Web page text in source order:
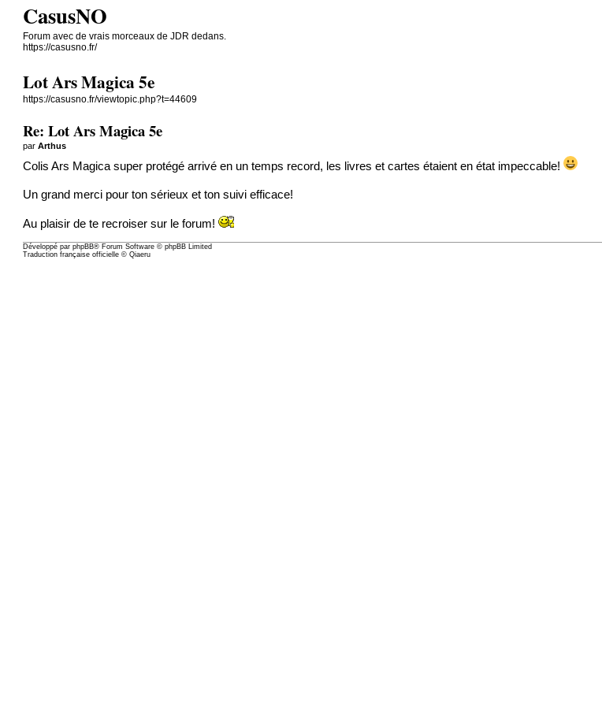
CasusNO
Forum avec de vrais morceaux de JDR dedans.
https://casusno.fr/
Lot Ars Magica 5e
https://casusno.fr/viewtopic.php?t=44609
Re: Lot Ars Magica 5e
parArthus
Colis Ars Magica super protégé arrivé en un temps record, les livres et cartes étaient en état impeccable!
Un grand merci pour ton sérieux et ton suivi efficace!
Au plaisir de te recroiser sur le forum!
Développé parphpBB® Forum Software © phpBB Limited
Traduction française officielle ©Qiaeru